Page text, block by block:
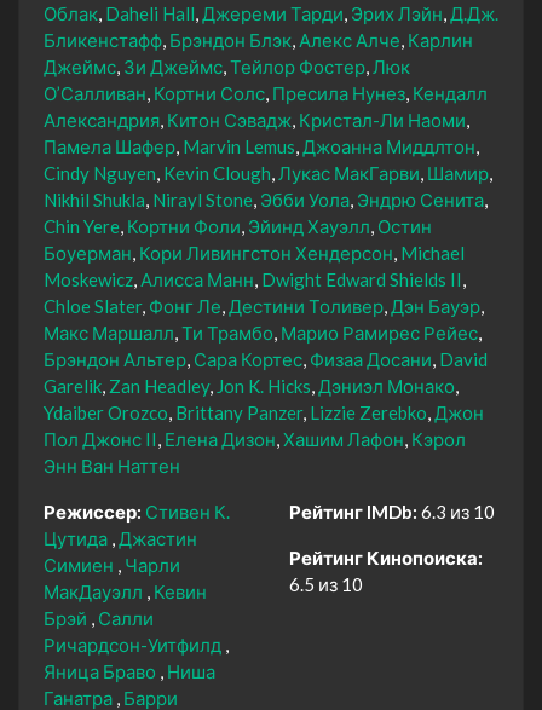
Облак Daheli Hall Джереми Тарди Эрих Лэйн Д.Дж.
Бликенстафф Брэндон Блэк Алекс Алче Карлин
Джеймс Зи Джеймс Тейлор Фостер Люк
О’Салливан Кортни Солс Пресила Нунез Кендалл
Александрия Китон Сэвадж Кристал-Ли Наоми
Памела Шафер Marvin Lemus Джоанна Миддлтон
Cindy Nguyen Kevin Clough Лукас МакГарви Шамир
Nikhil Shukla Nirayl Stone Эбби Уола Эндрю Сенита
Chin Yere Кортни Фоли Эйинд Хауэлл Остин
Боуерман Кори Ливингстон Хендерсон Michael
Moskewicz Алисса Манн Dwight Edward Shields II
Chloe Slater Фонг Ле Дестини Толивер Дэн Бауэр
Макс Маршалл Ти Трамбо Марио Рамирес Рейес
Брэндон Альтер Сара Кортес Физаа Досани David
Garelik Zan Headley Jon K. Hicks Дэниэл Монако
Ydaiber Orozco Brittany Panzer Lizzie Zerebko Джон
Пол Джонс II Елена Дизон Хашим Лафон Кэрол
Энн Ван Наттен
Режиссер: Стивен К.
Цутида
Джастин
Симиен
Чарли
МакДауэлл
Кевин
Брэй
Салли
Ричардсон-Уитфилд
Яница Браво
Ниша
Ганатра Барри
Рейтинг IMDb: 6.3 из 10
Рейтинг Кинопоиска:
6.5 из 10